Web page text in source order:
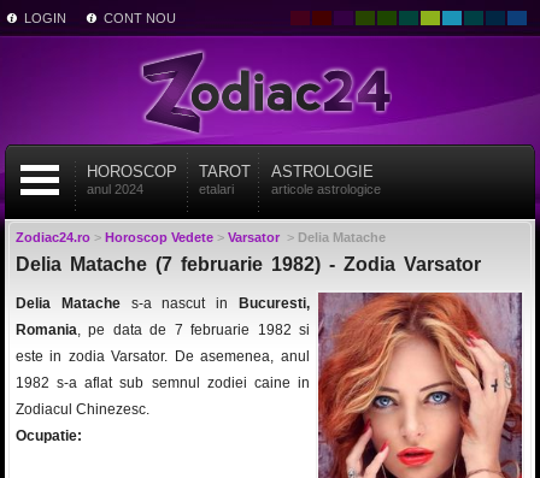
LOGIN CONT NOU
HOROSCOP
anul 2024
TAROT
etalari
ASTROLOGIE
articole astrologice
Zodiac24.ro> Horoscop Vedete> Varsator> Delia Matache
Delia Matache (7 februarie 1982) - Zodia Varsator
Delia Mataches-a nascut in
Bucuresti,
Romania, pe data de 7 februarie 1982 si
este in zodia Varsator. De asemenea, anul
1982 s-a aflat sub semnul zodiei caine in
Zodiacul Chinezesc.
Ocupatie: